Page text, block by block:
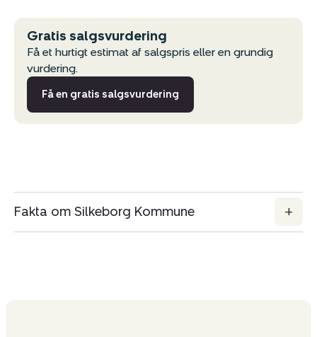
Gratis salgsvurdering
Få et hurtigt estimat af salgspris eller en grundig
vurdering.
Få en gratis salgsvurdering
Fakta om Silkeborg Kommune